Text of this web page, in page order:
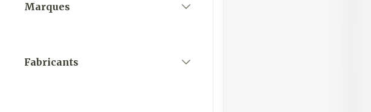
Marques
Fabricants